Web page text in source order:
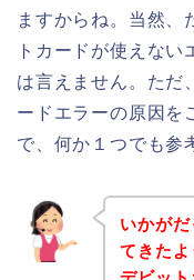
ますからね。当然、
トカードが使えない
は言えません。ただ
ードエラーの原因を
で、何か１つでも参
いかが
てきた